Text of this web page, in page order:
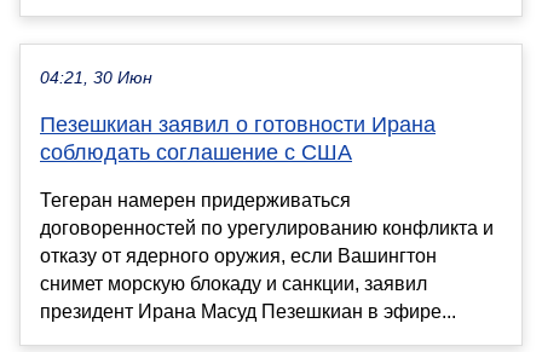
04:21, 30 Июн
Пезешкиан заявил о готовности Ирана
соблюдать соглашение с США
Тегеран намерен придерживаться
договоренностей по урегулированию конфликта и
отказу от ядерного оружия, если Вашингтон
снимет морскую блокаду и санкции, заявил
президент Ирана Масуд Пезешкиан в эфире...